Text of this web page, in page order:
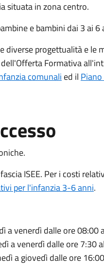
situata in zona centro.
e bambini dai 3 ai 6
diverse progettualità e le
Formativa
comunali ed il
ISEE. Per i costi
per l'infanzia 3-6 anni.
a venerdì dalle ore 08:00
a venerdì dalle ore 7:30
a giovedì dalle ore